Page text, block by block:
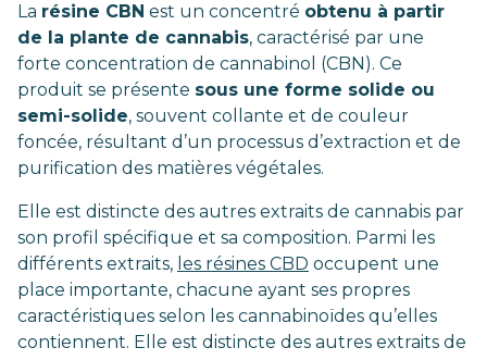
La résine CBN est un concentré obtenu à partir
de la plante de cannabis, caractérisé par une
forte concentration de cannabinol (CBN). Ce
produit se présente sous une forme solide ou
semi-solide, souvent collante et de couleur
foncée, résultant d’un processus d’extraction et de
purification des matières végétales.
Elle est distincte des autres extraits de cannabis par
son profil spécifique et sa composition. Parmi les
différents extraits, les résines CBD occupent une
place importante, chacune ayant ses propres
caractéristiques selon les cannabinoïdes qu’elles
contiennent. Elle est distincte des autres extraits de